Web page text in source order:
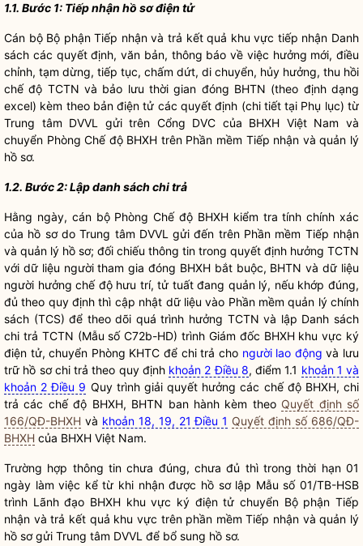
1.1. Bước 1: Tiếp nhận hồ sơ điện tử
Cán bộ Bộ phận Tiếp nhận và trả kết quả khu vực tiếp nhận Danh
sách các quyết định, văn bản, thông báo về việc hưởng mới, điều
chỉnh, tạm dừng, tiếp tục, chấm dứt, di chuyển, hủy hưởng, thu hồi
chế độ TCTN và bảo lưu thời gian đóng BHTN (theo định dạng
excel) kèm theo bản điện tử các quyết định (chi tiết tại Phụ lục) từ
Trung tâm DVVL gửi trên Cổng DVC của BHXH Việt Nam và
chuyển Phòng Chế độ BHXH trên Phần mềm Tiếp nhận và quản lý
hồ sơ.
1.2. Bước 2: Lập danh sách chi trả
Hằng ngày, cán bộ Phòng Chế độ BHXH kiểm tra tính chính xác
của hồ sơ do Trung tâm DVVL gửi đến trên Phần mềm Tiếp nhận
và quản lý hồ sơ; đối chiếu thông tin trong quyết định hưởng TCTN
với dữ liệu người tham gia đóng BHXH bắt buộc, BHTN vàdữ liệu
người hưởng chế độ hưu trí, tử tuất đang quản lý, nếu khớp đúng,
đủ theo quy định thì cập nhật dữ liệu vào Phần mềm quản lý chính
sách (TCS) để theo dõi quá trình hưởng TCTN và lập Danh sách
chi trả TCTN (Mẫu số C72b-HD) trình Giám đốc BHXH khu vực ký
điện tử, chuyển Phòng KHTC để chi trả cho người lao động và lưu
trữ hồ sơ chi trả theo quy định khoản 2 Điều 8, điểm 1.1 khoản 1 và
khoản 2 Điều 9 Quy trình giải quyết hưởng các chế độ BHXH, chi
trả các chế độ BHXH, BHTN ban hành kèm theo Quyết định số
166/QĐ-BHXH và khoản 18, 19, 21 Điều 1 Quyết định số 686/QĐ-
BHXH của BHXH Việt Nam.
Trường hợp thông tin chưa đúng, chưa đủ thì trong thời hạn 01
ngày làm việc kể từ khi nhận được hồ sơ lập Mẫu số 01/TB-HSB
trình Lãnh đạo BHXH khu vực ký điện tử chuyển Bộ phận Tiếp
nhận và trả kết quả khu vực trên phần mềm Tiếp nhận và quản lý
hồ sơ gửi Trung tâm DVVL để bổ sung hồ sơ.